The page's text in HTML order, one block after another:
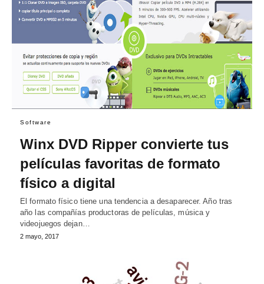
Software
Winx DVD Ripper convierte tus
películas favoritas de formato
físico a digital
El formato físico tiene una tendencia a desaparecer. Año tras
año las compañías productoras de películas, música y
videojuegos dejan…
2 mayo, 2017